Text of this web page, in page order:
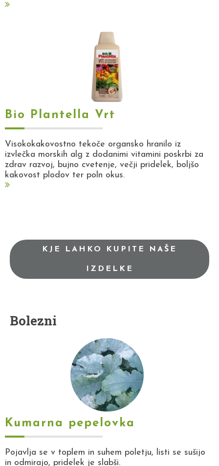
Bio Plantella Vrt
Visokokakovostno tekoče organsko hranilo iz
izvlečka morskih alg z dodanimi vitamini poskrbi za
zdrav razvoj, bujno cvetenje, večji pridelek, boljšo
kakovost plodov ter poln okus.
KJE LAHKO KUPITE NAŠE
IZDELKE
Bolezni
Kumarna pepelovka
Pojavlja se v toplem in suhem poletju, listi se sušijo
in odmirajo, pridelek je slabši.